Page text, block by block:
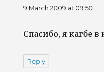
9 March 2009 at 09:50
Спасибо, я кагбе в
Reply